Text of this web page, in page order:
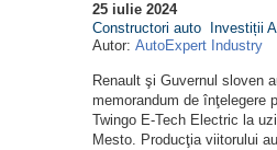
25 iulie 2024
Constructori auto
Investiții
Autor: AutoExpert Industry
Renault şi Guvernul sloven
memorandum de înţelegere
Twingo E-Tech Electric la
Mesto. Producţia viitorului